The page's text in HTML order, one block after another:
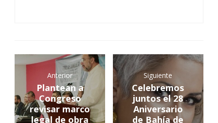
Anterior
Plantean a
Congreso
revisar marco
legal de obra
Siguiente
Celebremos
juntos el 28
Aniversario
de Bahía de